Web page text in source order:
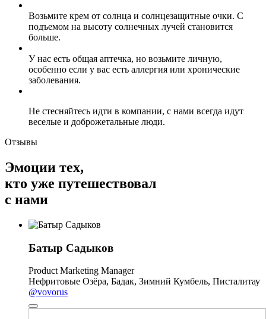
Возьмите крем от солнца и солнцезащитные очки. С
подъемом на высоту солнечных лучей становится
больше.
У нас есть общая аптечка, но возьмите личную,
особенно если у вас есть аллергия или хронические
заболевания.
Не стесняйтесь идти в компании, с нами всегда идут
веселые и доброжетальные люди.
Отзывы
Эмоции тех,
кто уже путешествовал
с нами
Батыр Садыков
Product Marketing Manager
Нефритовые Озёра, Бадак, Зимний Кумбель, Писталитау
@vovorus